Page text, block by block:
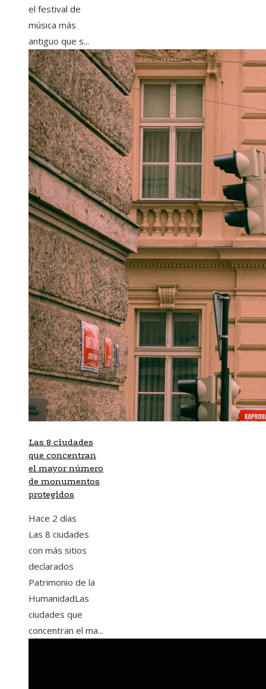
el festival de
música más
antiguo que s...
Las 8 ciudades
que concentran
el mayor número
de monumentos
protegidos
Hace 2 días
Las 8 ciudades
con más sitios
declarados
Patrimonio de la
HumanidadLas
ciudades que
concentran el ma...